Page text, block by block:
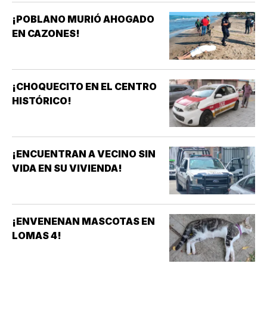
¡POBLANO MURIÓ AHOGADO
EN CAZONES!
¡CHOQUECITO EN EL CENTRO
HISTÓRICO!
¡ENCUENTRAN A VECINO SIN
VIDA EN SU VIVIENDA!
¡ENVENENAN MASCOTAS EN
LOMAS 4!